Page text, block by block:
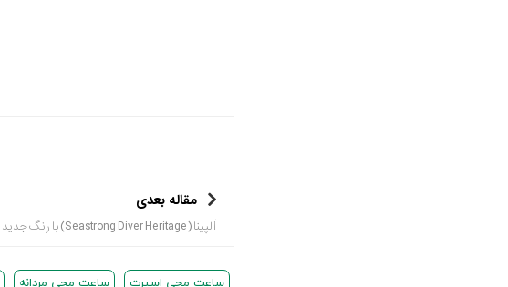
مقاله بعدی
آلپینا (Seastrong Diver Heritage) با رنگ جدید قهوه ای و برنز
ساعت مچی اسپرت ساعت مچی مردانه